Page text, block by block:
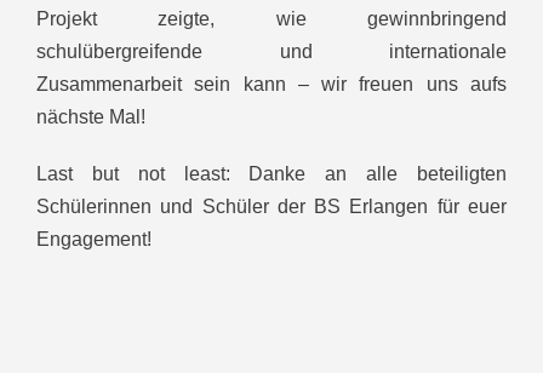
Projekt zeigte, wie gewinnbringend
schulübergreifende und internationale
Zusammenarbeit sein kann – wir freuen uns aufs
nächste Mal!
Last but not least: Danke an alle beteiligten
Schülerinnen und Schüler der BS Erlangen für euer
Engagement!